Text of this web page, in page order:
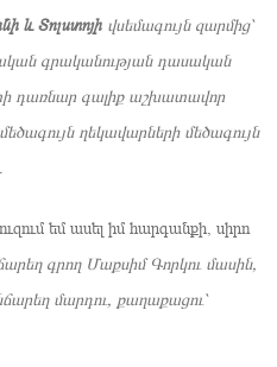
և Տոլստոյի վսեմագույն զարմից՝
գրականության դասական
դառնար գալիք աշխատավոր
ղեկավարների մեծագույն
եմ ասել իմ հարգանքի, սիրո
գրող Մաքսիմ Գորկու մասին,
մարդու, քաղաքացու՝